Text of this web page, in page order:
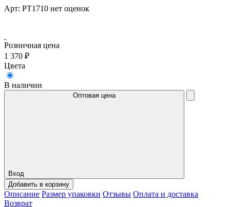
Арт: PT1710 нет оценок
Розничная цена
1 370 ₽
Цвета
В наличии
Оптовая цена
Вход
Добавить в корзину
Описание Размер упаковки Отзывы Оплата и доставка
Возврат